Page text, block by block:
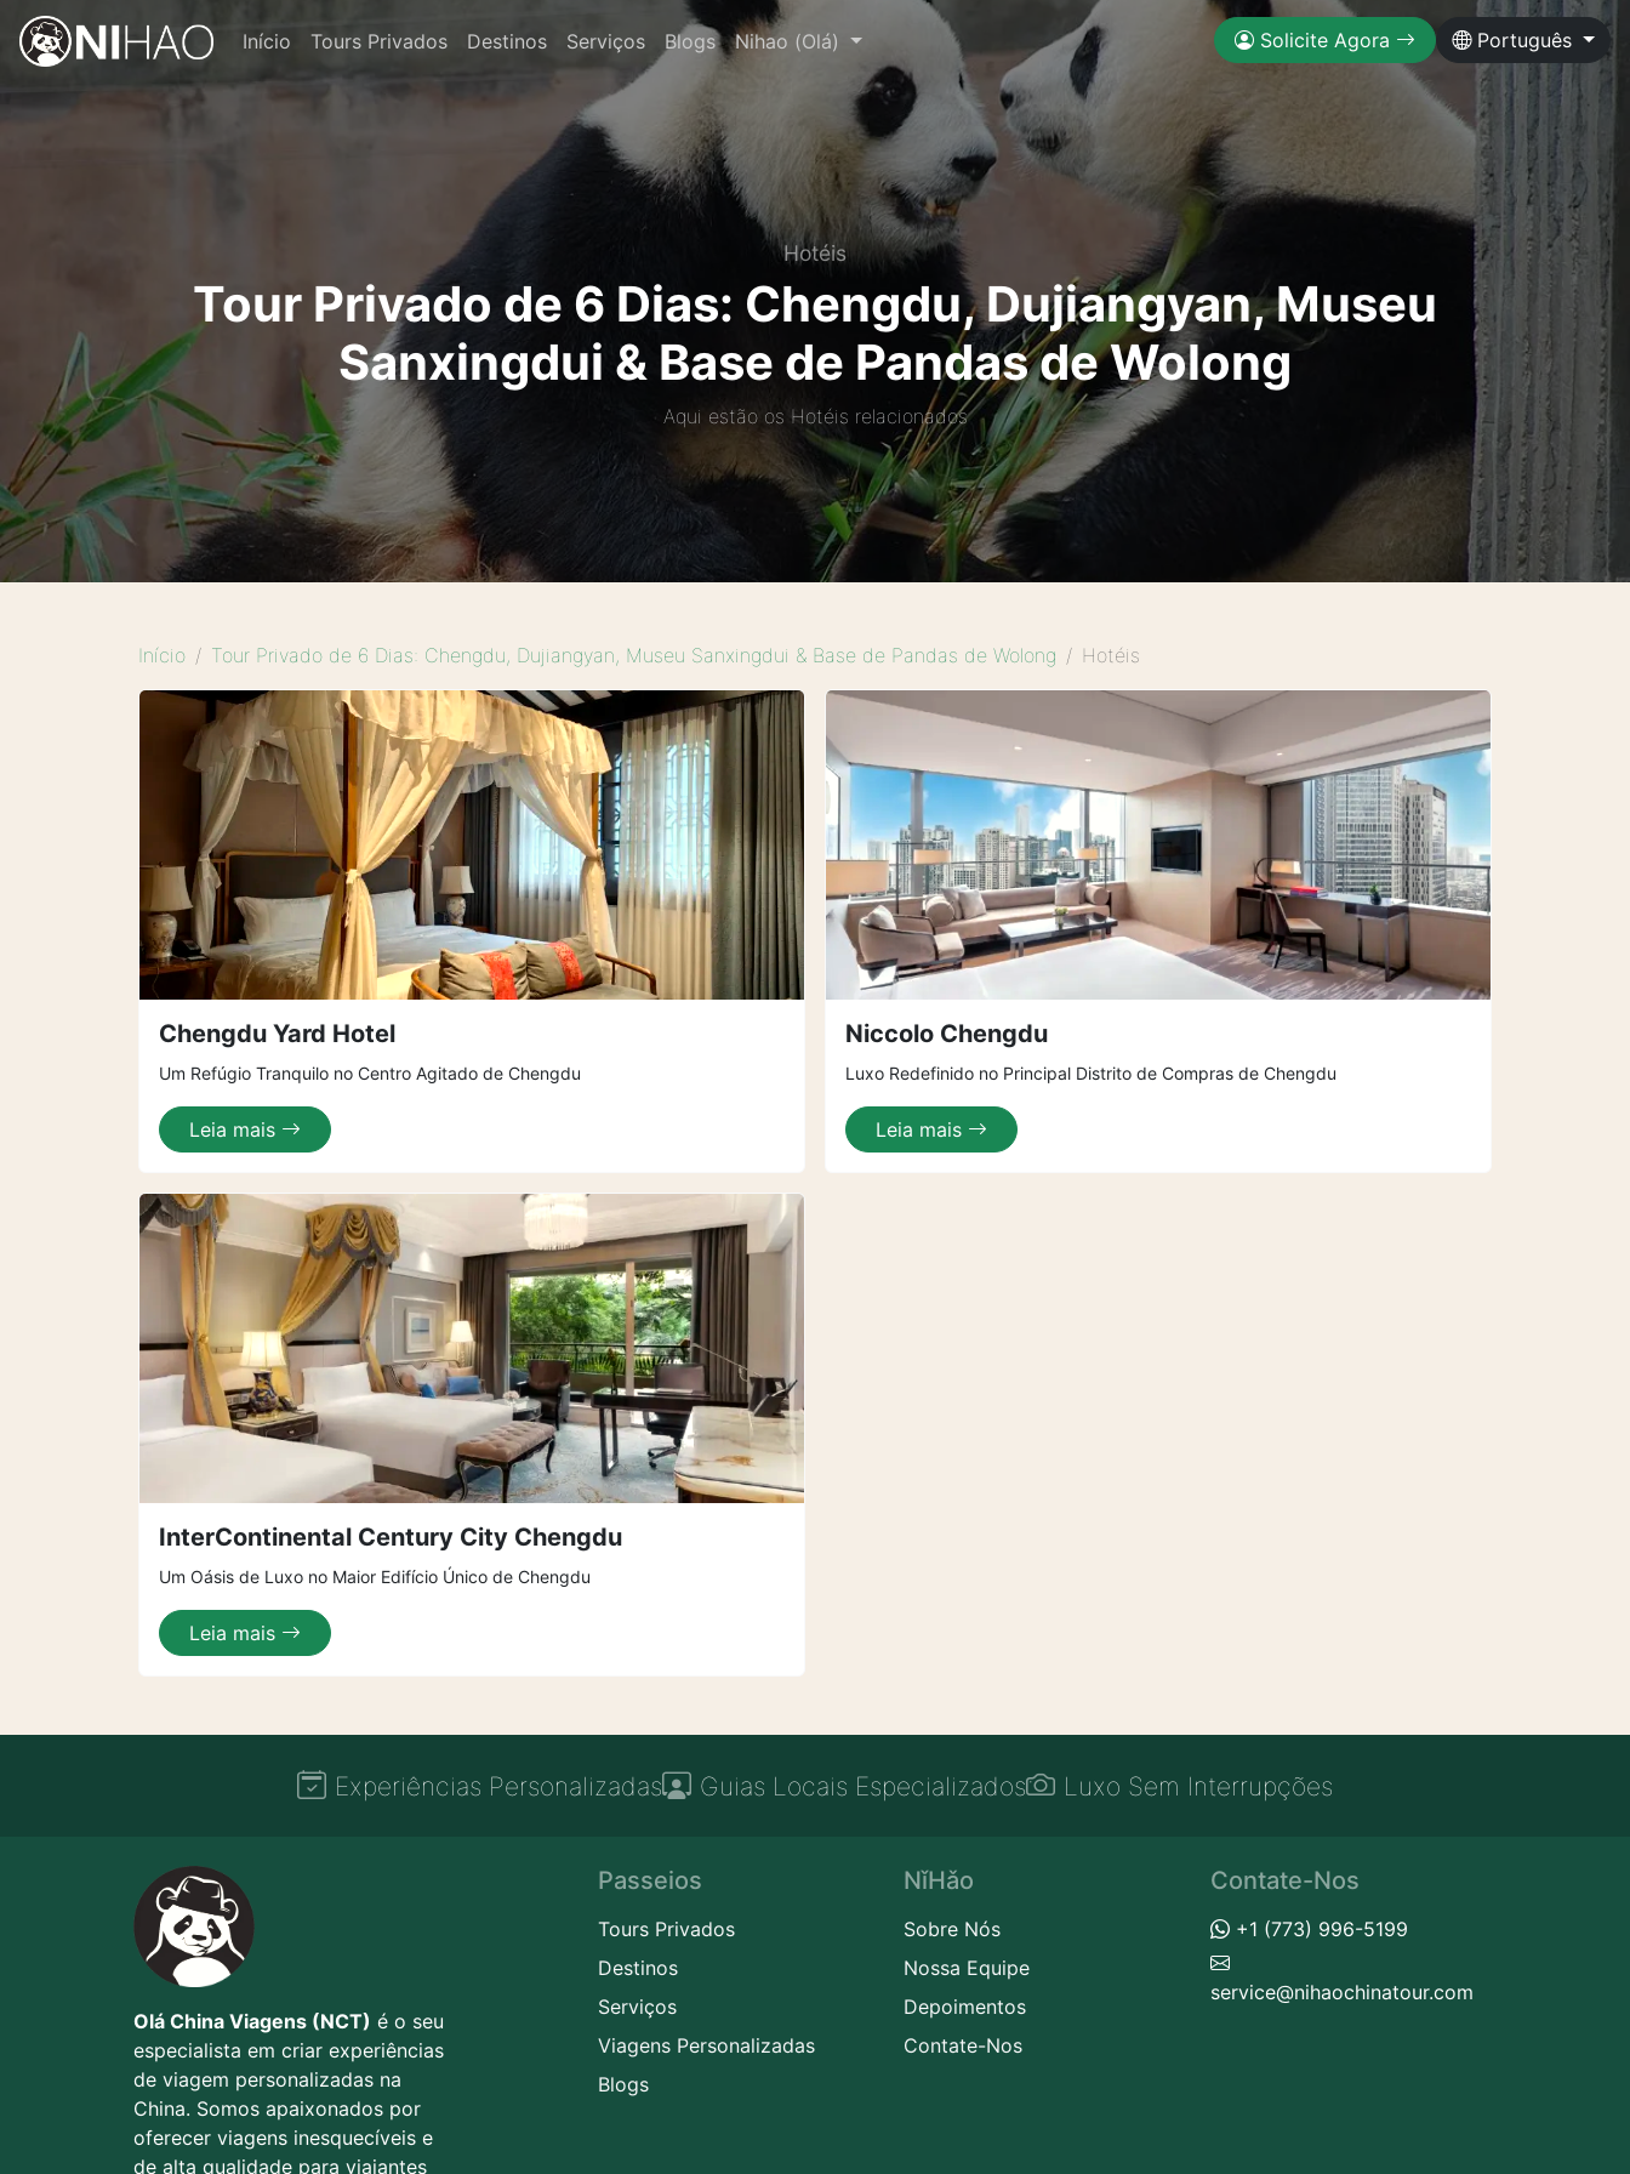
Início Tours Privados Destinos Serviços Blogs Nihao (Olá) Solicite Agora Português
Hotéis
Tour Privado de 6 Dias: Chengdu, Dujiangyan, Museu
Sanxingdui & Base de Pandas de Wolong
Aqui estão os Hotéis relacionados
Início Tour Privado de 6 Dias: Chengdu, Dujiangyan, Museu Sanxingdui & Base de Pandas de Wolong Hotéis
Chengdu Yard Hotel
Um Refúgio Tranquilo no Centro Agitado de Chengdu
Leia mais
Niccolo Chengdu
Luxo Redefinido no Principal Distrito de Compras de Chengdu
Leia mais
InterContinental Century City Chengdu
Um Oásis de Luxo no Maior Edifício Único de Chengdu
Leia mais
Experiências Personalizadas Guias Locais Especializados Luxo Sem Interrupções
Olá China Viagens (NCT) é o seu
especialista em criar experiências
de viagem personalizadas na
China. Somos apaixonados por
oferecer viagens inesquecíveis e
de alta qualidade para viajantes
Passeios
Tours Privados
Destinos
Serviços
Viagens Personalizadas
Blogs
NǐHǎo
Sobre Nós
Nossa Equipe
Depoimentos
Contate-Nos
Contate-Nos
+1 (773) 996-5199
service@nihaochinatour.com